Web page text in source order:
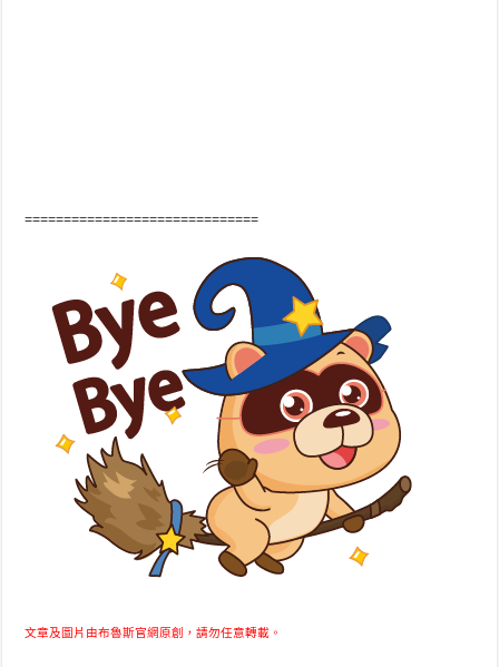
==============================
文章及圖片由布魯斯官網原創，請勿任意轉載。